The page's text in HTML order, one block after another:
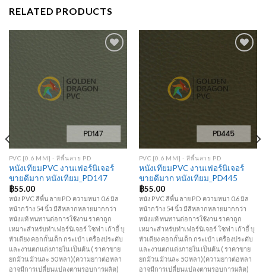
RELATED PRODUCTS
PVC [0.6 MM] - สีพื้นลาย PD
หนังเทียมPVC งานเฟอร์นิเจอร์
ขายดีมาก หนังเทียม_PD147
฿55.00
หนัง PVC สีพื้น ลาย PD ความหนา 0.6 มิล
หน้ากว้าง 54 นิ้ว มีสีหลากหลายมากกว่า
หนังแท้ ทนทานต่อการใช้งาน ราคาถูก
เหมาะสำหรับทำเฟอร์นิเจอร์ โซฟา เก้าอี้ บุ
หัวเตียง คอกกั้นเด็ก กระเป๋า เครื่องประดับ
และงานตกแต่งภายใน เป็นต้น ( ราคาขาย
ยกม้วน ม้วนละ 50 หลา)(ความยาวต่อหลา
อาจมีการเปลี่ยนแปลงตามรอบการผลิต)
PVC [0.6 MM] - สีพื้นลาย PD
หนังเทียมPVC งานเฟอร์นิเจอร์
ขายดีมาก หนังเทียม_PD445
฿55.00
หนัง PVC สีพื้น ลาย PD ความหนา 0.6 มิล
หน้ากว้าง 54 นิ้ว มีสีหลากหลายมากกว่า
หนังแท้ ทนทานต่อการใช้งาน ราคาถูก
เหมาะสำหรับทำเฟอร์นิเจอร์ โซฟา เก้าอี้ บุ
หัวเตียง คอกกั้นเด็ก กระเป๋า เครื่องประดับ
และงานตกแต่งภายใน เป็นต้น ( ราคาขาย
ยกม้วน ม้วนละ 50 หลา)(ความยาวต่อหลา
อาจมีการเปลี่ยนแปลงตามรอบการผลิต)